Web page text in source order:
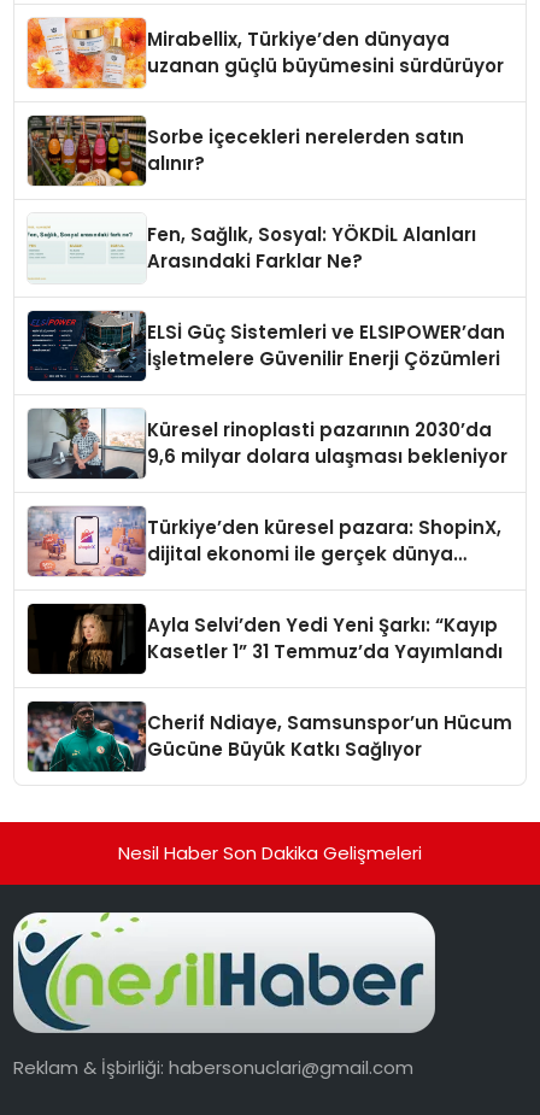
Mirabellix, Türkiye’den dünyaya
uzanan güçlü büyümesini sürdürüyor
Sorbe içecekleri nerelerden satın
alınır?
Fen, Sağlık, Sosyal: YÖKDİL Alanları
Arasındaki Farklar Ne?
ELSİ Güç Sistemleri ve ELSIPOWER’dan
İşletmelere Güvenilir Enerji Çözümleri
Küresel rinoplasti pazarının 2030’da
9,6 milyar dolara ulaşması bekleniyor
Türkiye’den küresel pazara: ShopinX,
dijital ekonomi ile gerçek dünya
Ayla Selvi’den Yedi Yeni Şarkı: “Kayıp
Kasetler 1” 31 Temmuz’da Yayımlandı
Cherif Ndiaye, Samsunspor’un Hücum
Gücüne Büyük Katkı Sağlıyor
Nesil Haber Son Dakika Gelişmeleri
Reklam & İşbirliği:habersonuclari@gmail.com